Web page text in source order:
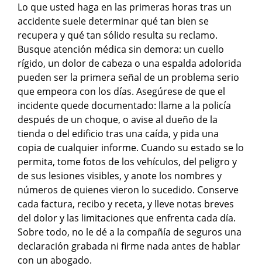
Lo que usted haga en las primeras horas tras un
accidente suele determinar qué tan bien se
recupera y qué tan sólido resulta su reclamo.
Busque atención médica sin demora: un cuello
rígido, un dolor de cabeza o una espalda adolorida
pueden ser la primera señal de un problema serio
que empeora con los días. Asegúrese de que el
incidente quede documentado: llame a la policía
después de un choque, o avise al dueño de la
tienda o del edificio tras una caída, y pida una
copia de cualquier informe. Cuando su estado se lo
permita, tome fotos de los vehículos, del peligro y
de sus lesiones visibles, y anote los nombres y
números de quienes vieron lo sucedido. Conserve
cada factura, recibo y receta, y lleve notas breves
del dolor y las limitaciones que enfrenta cada día.
Sobre todo, no le dé a la compañía de seguros una
declaración grabada ni firme nada antes de hablar
con un abogado.